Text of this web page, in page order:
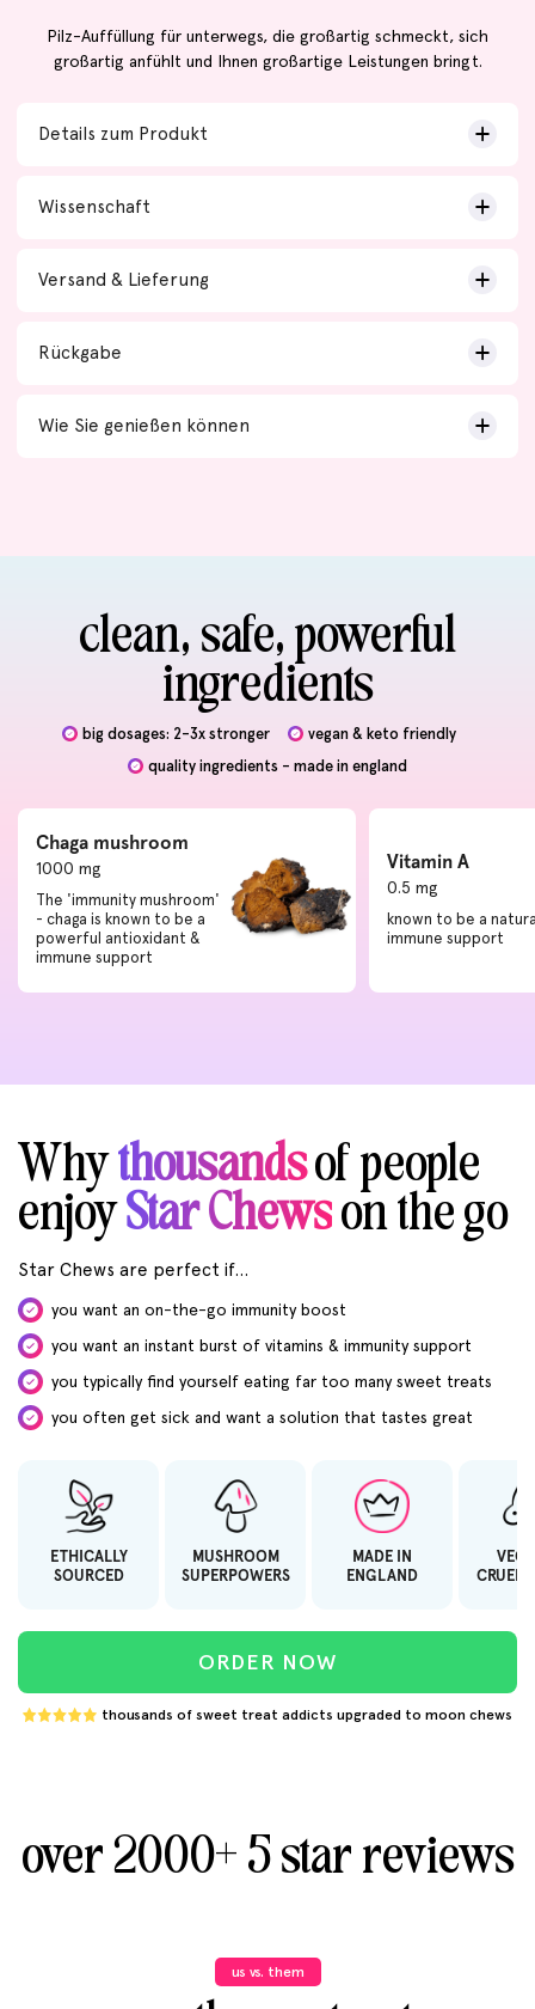
Pilz-Auffüllung für unterwegs, die großartig schmeckt, sich
großartig anfühlt und Ihnen großartige Leistungen bringt.
Details zum Produkt
Wissenschaft
Versand & Lieferung
Rückgabe
Wie Sie genießen können
clean, safe, powerful
ingredients
big dosages: 2-3x stronger
vegan & keto friendly
quality ingredients - made in england
Chaga mushroom
1000 mg
The 'immunity mushroom'
- chaga is known to be a
powerful antioxidant &
immune support
Vitamin A
0.5 mg
known to be a
immune support
Whythousandsof people
enjoyStar Chewson the go
Star Chews are perfect if...
you want an on-the-go immunity boost
you want an instant burst of vitamins & immunity support
you typically find yourself eating far too many sweet treats
you often get sick and want a solution that tastes great
ETHICALLY
SOURCED
MUSHROOM
SUPERPOWERS
MADE IN
ENGLAND
ORDER NOW
thousands of sweet treat addicts upgraded to moon chews
over 2000+ 5 star reviews
us vs. them